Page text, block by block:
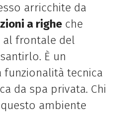
arricchite da
a righeche
frontale del
È un
tecnica
da spa privata. Chi
ambiente